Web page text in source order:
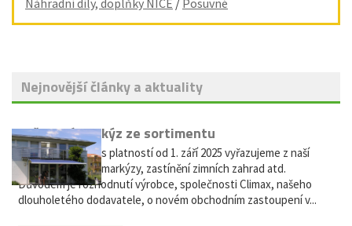
Náhradní díly, doplňky NICE / Posuvné
Nejnovější články a aktuality
Vyřazení markýz ze sortimentu
Vážení zákazníci, s platností od 1. září 2025 vyřazujeme z naší
nabídky výsuvné markýzy, zastínění zimních zahrad atd.
Důvodem je rozhodnutí výrobce, společnosti Climax, našeho
dlouholetého dodavatele, o novém obchodním zastoupení v...